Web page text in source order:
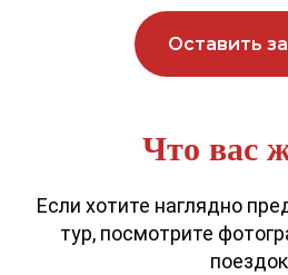
Оставить
Что вас
Если хотите наглядно
тур, посмотрите
поездок